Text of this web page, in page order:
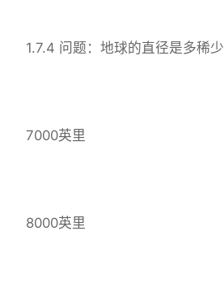
1.7.4 问题：地球的直径是多稀少
7000英里
8000英里